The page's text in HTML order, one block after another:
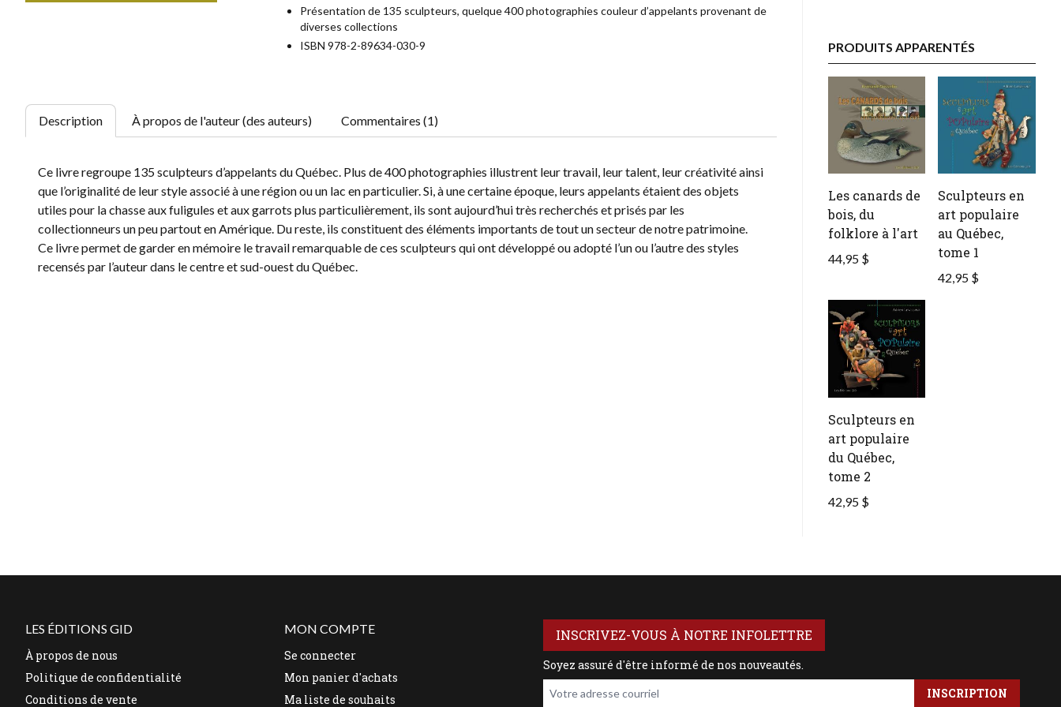
Présentation de 135 sculpteurs, quelque 400 photographies couleur d’appelants provenant de
diverses collections
ISBN 978-2-89634-030-9
Description À propos de l'auteur (des auteurs) Commentaires (1)
Ce livre regroupe 135 sculpteurs d’appelants du Québec. Plus de 400 photographies illustrent leur travail, leur talent, leur créativité ainsi
que l’originalité de leur style associé à une région ou un lac en particulier. Si, à une certaine époque, leurs appelants étaient des objets
utiles pour la chasse aux fuligules et aux garrots plus particulièrement, ils sont aujourd’hui très recherchés et prisés par les
collectionneurs un peu partout en Amérique. Du reste, ils constituent des éléments importants de tout un secteur de notre patrimoine.
Ce livre permet de garder en mémoire le travail remarquable de ces sculpteurs qui ont développé ou adopté l’un ou l’autre des styles
recensés par l’auteur dans le centre et sud-ouest du Québec.
PRODUITS APPARENTÉS
Les canards de
bois, du
folklore à l'art
44,95 $
Sculpteurs en
art populaire
au Québec,
tome 1
42,95 $
Sculpteurs en
art populaire
du Québec,
tome 2
42,95 $
LES ÉDITIONS GID
À propos de nous
Politique de confidentialité
Conditions de vente
MON COMPTE
Se connecter
Mon panier d'achats
Ma liste de souhaits
INSCRIVEZ-VOUS À NOTRE INFOLETTRE
Soyez assuré d'être informé de nos nouveautés.
Votre adresse courriel